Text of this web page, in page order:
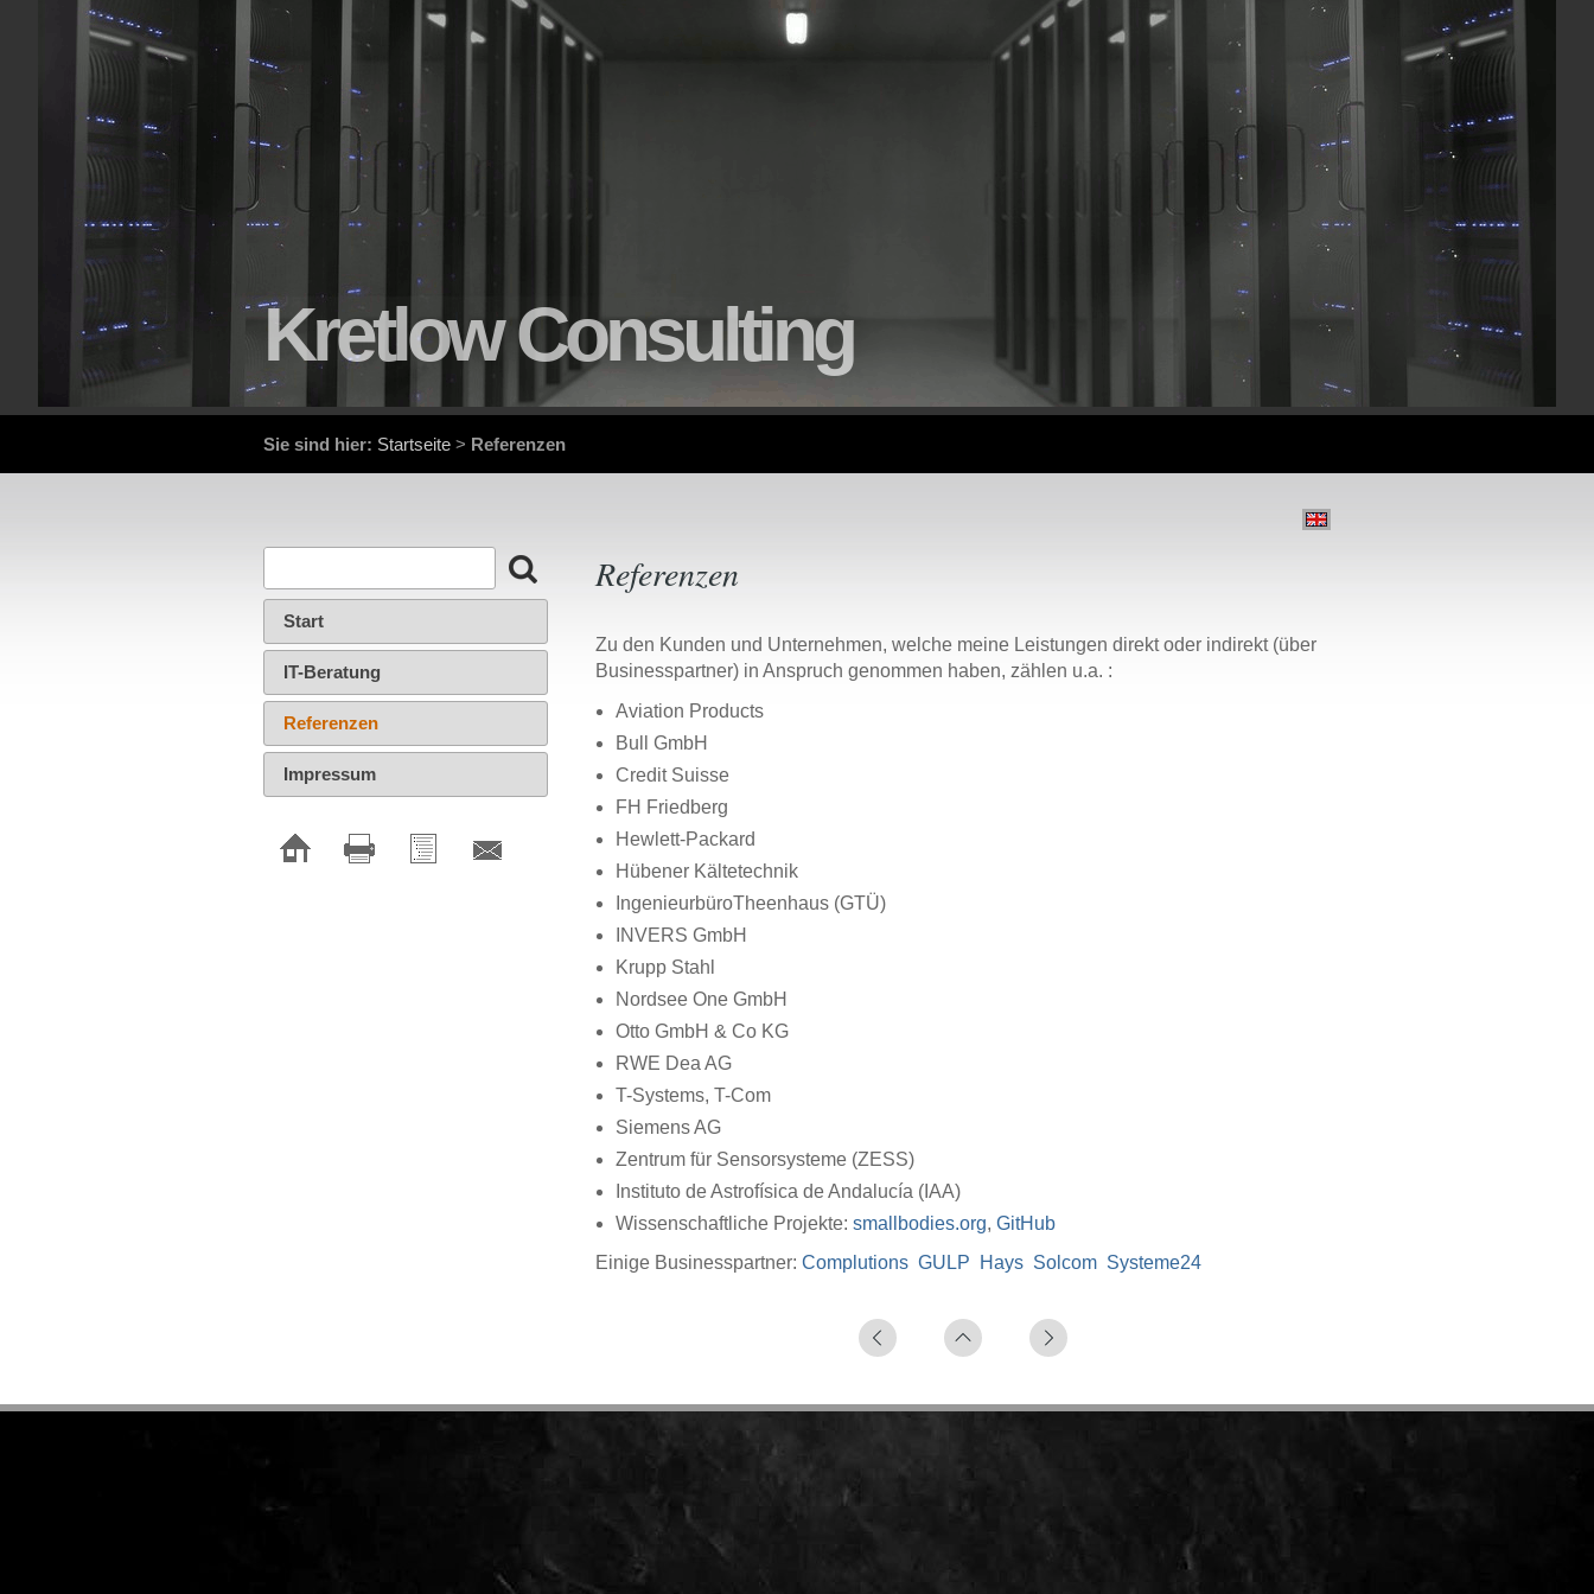
Kretlow Consulting
Sie sind hier: Startseite > Referenzen
Referenzen
Zu den Kunden und Unternehmen, welche meine Leistungen direkt oder indirekt (über
Businesspartner) in Anspruch genommen haben, zählen u.a. :
Aviation Products
Bull GmbH
Credit Suisse
FH Friedberg
Hewlett-Packard
Hübener Kältetechnik
IngenieurbüroTheenhaus (GTÜ)
INVERS GmbH
Krupp Stahl
Nordsee One GmbH
Otto GmbH & Co KG
RWE Dea AG
T-Systems, T-Com
Siemens AG
Zentrum für Sensorsysteme (ZESS)
Instituto de Astrofí­sica de Andalucí­a (IAA)
Wissenschaftliche Projekte: smallbodies.org, GitHub
Einige Businesspartner: Complutions GULP Hays Solcom Systeme24
Start
IT-Beratung
Referenzen
Impressum